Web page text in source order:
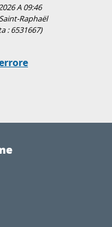
A 09:46
Raphaël
:6531667)